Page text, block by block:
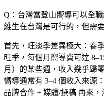
Q：台灣當登山嚮導可以全
維生在台灣是可行的，但需
首先， 旺淡季差異極大 ：春
旺季，每個月嚮導費可達
月）的某些週，收入幾乎歸
嚮導通常有 3–4 個收入來源
品牌合作 + 媒體/撰稿 再來，